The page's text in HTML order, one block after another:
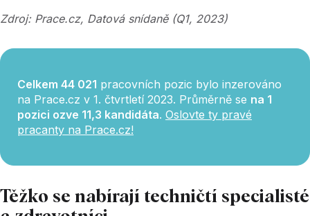
Zdroj: Prace.cz, Datová snídaně (Q1, 2023)
Celkem 44 021 pracovních pozic bylo inzerováno
na Prace.cz v 1. čtvrtletí 2023. Průměrně se na 1
pozici ozve 11,3 kandidáta. Oslovte ty pravé
pracanty na Prace.cz!
Těžko se nabírají techničtí specialisté